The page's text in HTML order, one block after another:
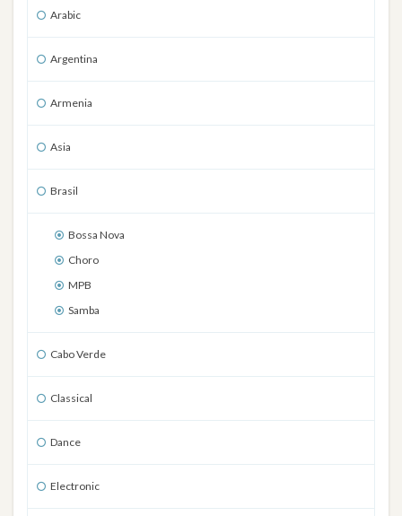
Arabic
Argentina
Armenia
Asia
Brasil
Bossa Nova
Choro
MPB
Samba
Cabo Verde
Classical
Dance
Electronic